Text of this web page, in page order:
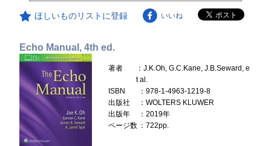
ほしいものリストに登録 いいね
Echo Manual, 4th ed.
著者
：J.K.Oh, G.C.Kane, J.B.Seward, e
t al.
ISBN
：978-1-4963-1219-8
出版社
：WOLTERS KLUWER
出版年
：2019年
ページ数 ：722pp.